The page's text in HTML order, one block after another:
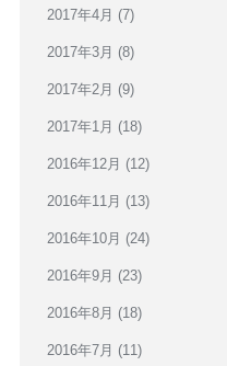
2017年4月 (7)
2017年3月 (8)
2017年2月 (9)
2017年1月 (18)
2016年12月 (12)
2016年11月 (13)
2016年10月 (24)
2016年9月 (23)
2016年8月 (18)
2016年7月 (11)